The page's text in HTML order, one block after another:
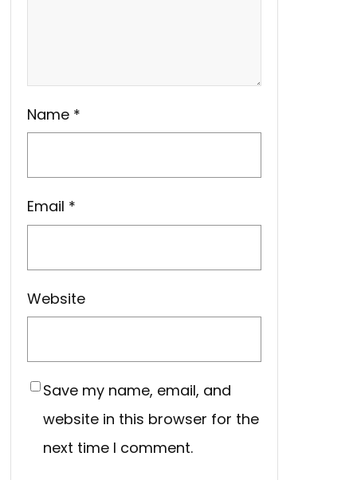
Name *
Email *
Website
Save my name, email, and
website in this browser for the
next time I comment.